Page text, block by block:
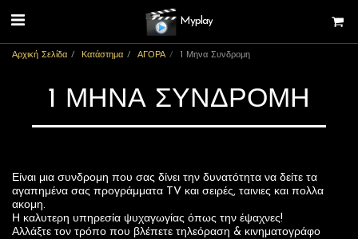
Myplay
Αρχική Σελίδα Κατάστημα ΑΓΟΡΑ 1 Μηνα Συνδρομη
1 ΜΗΝΑ ΣΥΝΔΡΟΜΗ
Είναι μια συνδρομη που σας δίνει την δυνατότητα να δείτε τα
αγαπημένα σας προγράμματα TV και σειρές, ταινιες και πολλα
ακομη.
Η καλυτερη υπηρεσία ψυχαγωγίας όπως την έψαχνες!
Αλλάξτε τον τρόπο που βλέπετε τηλεόραση & κινηματογράφο